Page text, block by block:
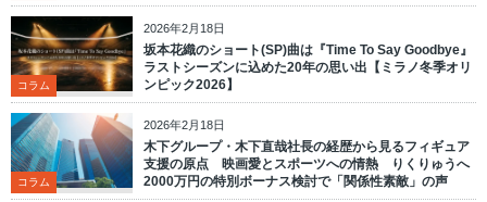
2026年2月18日
コラム
坂本花織のショート(SP)曲は『Time To Say Goodbye』
ラストシーズンに込めた20年の思い出【ミラノ冬季オリ
ンピック2026】
2026年2月18日
コラム
木下グループ・木下直哉社長の経歴から見るフィギュア
支援の原点 映画愛とスポーツへの情熱 りくりゅうへ
2000万円の特別ボーナス検討で「関係性素敵」の声